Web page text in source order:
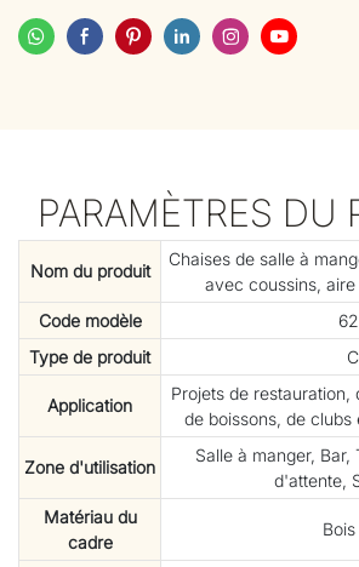
PARAMÈTRES DU
Nom du produit
Chaises de salle à
avec coussins, aire
Code modèle
Type de produit
Application
Projets de
de boissons, de
Zone d'utilisation
Salle à manger, Bar,
d'attente,
Matériau du
cadre